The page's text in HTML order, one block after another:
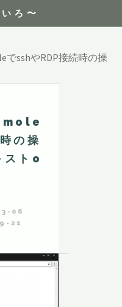
ろ〜
でsshやRDP接続時の操
の操
ストo
06
21